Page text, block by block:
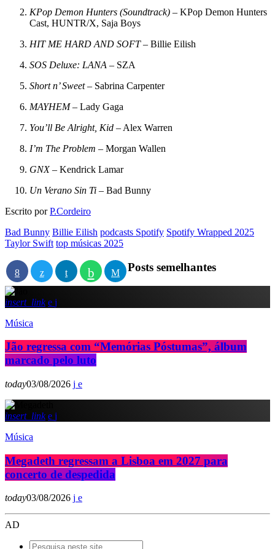
KPop Demon Hunters (Soundtrack) – KPop Demon Hunters
Cast, HUNTR/X, Saja Boys
HIT ME HARD AND SOFT– Billie Eilish
SOS Deluxe: LANA – SZA
Short n’ Sweet– Sabrina Carpenter
MAYHEM– Lady Gaga
You’ll Be Alright, Kid – Alex Warren
I’m The Problem – Morgan Wallen
GNX– Kendrick Lamar
Un Verano Sin Ti – Bad Bunny
Escrito porP.Cordeiro
Bad Bunny Billie Eilish podcasts Spotify Spotify Wrapped 2025
Taylor Swift top músicas 2025
Posts semelhantes
insert_link
Música
Jão regressa com “Memórias Póstumas”, álbum
marcado pelo luto
today03/08/2026
insert_link
Música
Megadeth regressam a Lisboa em 2027 para
concerto de despedida
today03/08/2026
AD